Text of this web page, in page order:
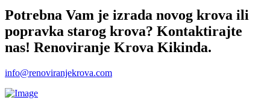
Potrebna Vam je izrada novog krova ili
popravka starog krova? Kontaktirajte
nas! Renoviranje Krova Kikinda.
info@renoviranjekrova.com